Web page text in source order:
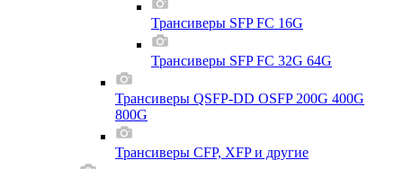
Трансиверы SFP FC 16G
Трансиверы SFP FC 32G 64G
Трансиверы QSFP-DD OSFP 200G 400G
800G
Трансиверы CFP, XFP и другие